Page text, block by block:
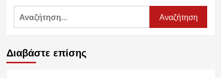
Αναζήτηση
Διαβάστε επίσης